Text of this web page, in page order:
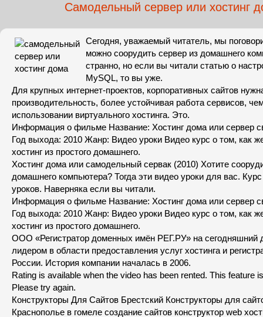
Самодельный сервер или хостинг
Сегодня, уважаемый читатель, мы
можно соорудить сервер из домашнего
странно, но если вы читали статью о
MySQL, то вы уже.
Для крупных интернет-проектов, корпоративных сайтов
производительность, более устойчивая работа сервисов,
использовании виртуального хостинга. Это.
Информация о фильме Название: Хостинг дома или сервер
Год выхода: 2010 Жанр: Видео уроки Видео курс о том, как
хостинг из простого домашнего.
Хостинг дома или самодельный сервак (2010) Хотите
домашнего компьютера? Тогда эти видео уроки для вас.
уроков. Наверняка если вы читали.
Информация о фильме Название: Хостинг дома или сервер
Год выхода: 2010 Жанр: Видео уроки Видео курс о том, как
хостинг из простого домашнего.
ООО «Регистратор доменных имён РЕГ.РУ» на сегодняшний
лидером в области предоставления услуг хостинга и
России. История компании началась в 2006.
Rating is available when the video has been rented. This feature
Please try again.
Конструкторы Для Сайтов Брестский Конструкторы для
Краснополье в гомеле создание сайтов конструктор web